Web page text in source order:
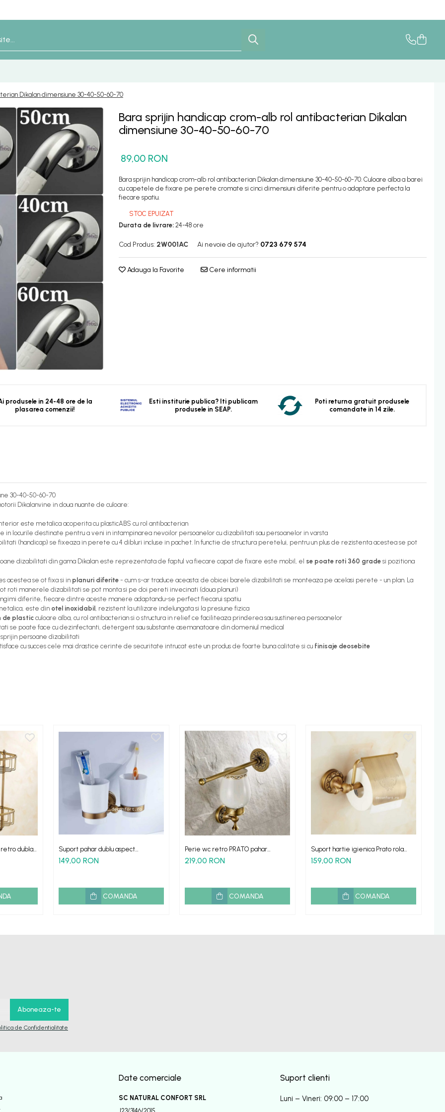
Dikalan dimensiune 30-40-50-60-70
Bara sprijin handicap crom-alb rol antibacterian Dikalan
dimensiune 30-40-50-60-70
89,00 RON
Bara sprijin handicap crom-alb rol antibacterian Dikalan dimensiune 30-40-50-60-70. Culoare alba a barei
cu capetele de fixare pe perete cromate si cinci dimensiuni diferite pentru o adaptare perfecta la
fiecare spatiu.
STOC EPUIZAT
Durata de livrare: 24-48 ore
Cod Produs: 2W001AC Ai nevoie de ajutor? 0723 679 574
Adauga la Favorite Cere informatii
produsele in 24-48 ore de la
plasarea comenzii!
Esti institurie publica? Iti publicam
produsele in SEAP.
Poti returna gratuit produsele
comandate in 14 zile.
30-40-50-60-70
Dikalanvine in doua nuante de culoare:
este metalica acoperita cu plasticABS cu rol antibacterian
in locurile destinate pentru a veni in intampinarea nevoilor persoanelor cu dizabilitati sau persoanelor in varsta
(handicap) se fixeaza in perete cu 4 dibluri incluse in pachet. In functie de structura peretelui, pentru un plus de rezistenta acestea se pot
dizabilitati din gama Dikalan este reprezentata de faptul va fiecare capat de fixare este mobil, el se poate roti 360 grade si pozitiona
acestea se ot fixa si in planuri diferite - cum s-ar traduce aceasta: de obicei barele dizabilitati se monteaza pe acelasi perete - un plan. La
roti manerele dizabilitati se pot monta si pe doi pereti invecinati (doua planuri)
diferite, fiecare dintre aceste manere adaptandu-se perfect fiecarui spatiu
este din otel inoxidabil , rezistent la utilizare indelungata si la presiune fizica
de plastic culoare alba, cu rol antibacterian si o structura in relief ce faciliteaza prinderea sau sustinerea persoanelor
se poate face cu dezinfectanti, detergent sau substante asemanatoare din domeniul medical
persoane dizabilitati
cu succes cele mai drastice cerinte de securitate intrucat este un produs de foarte buna calitate si cu finisaje deosebite
dubla
Suport pahar dublu aspect
antichizat Verona pentru periuta
dinti
149,00 RON
COMANDA
Perie wc retro PRATO pahar
ceramica suport perete antichizat
219,00 RON
COMANDA
Suport hartie igienica Prato rola
mica prindere perete aspect retro
alama
159,00 RON
COMANDA
de Confidentialitate
Date comerciale
SC NATURAL CONFORT SRL
Suport clienti
Luni – Vineri: 09:00 – 17:00